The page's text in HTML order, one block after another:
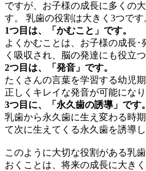
ですが、お子様の成長に多くの
す。 乳歯の役割は大きく3つです
1つ目は、「かむこと」です。
よくかむことは、お子様の成長･
く吸収され、脳の発達にも役立
2つ目は、「発音」です。
たくさんの言葉を学習する幼児
正しくキレイな発音が可能になり
3つ目に、「永久歯の誘導」です。
乳歯から永久歯に生え変わる時
て次に生えてくる永久歯を誘導し
このように大切な役割がある乳
おくことは、将来の成長に大き